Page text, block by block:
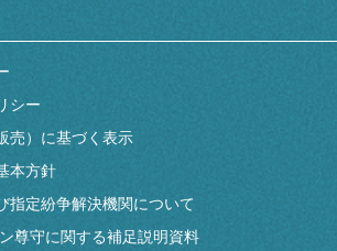
シー
売）に基づく表示
本方針
指定紛争解決機関について
尊守に関する補足説明資料